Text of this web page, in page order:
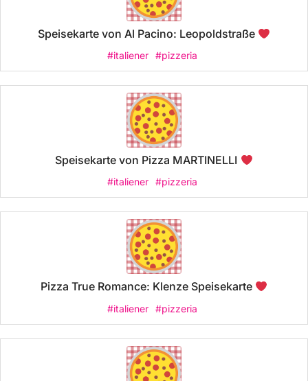
Speisekarte von Al Pacino: Leopoldstraße
#italiener #pizzeria
Speisekarte von Pizza MARTINELLI
#italiener #pizzeria
Pizza True Romance: Klenze Speisekarte
#italiener #pizzeria